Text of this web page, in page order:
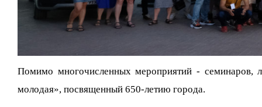
Помимо многочисленных мероприятий - семинаров,
молодая», посвященный 650-летию города.